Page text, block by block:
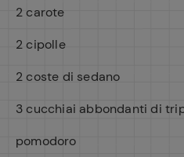
2 carote
2 cipolle
2 coste di sedano
3 cucchiai abbondanti di
pomodoro